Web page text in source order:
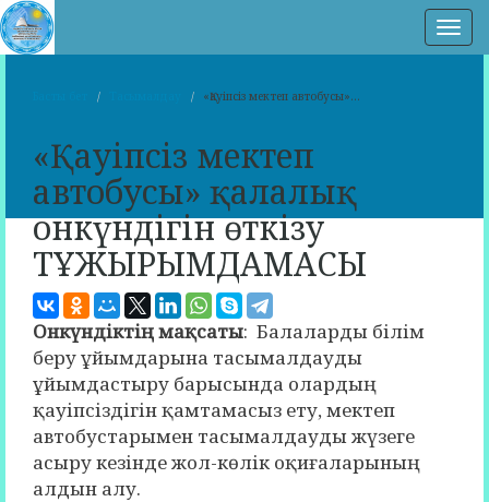
«Қауіпсіз мектеп автобусы»...
«Қауіпсіз мектеп
автобусы» қалалық
онкүндігін өткізу
ТҰЖЫРЫМДАМАСЫ
Онкүндіктің мақсаты: Балаларды білім
беру ұйымдарына тасымалдауды
ұйымдастыру барысында олардың
қауіпсіздігін қамтамасыз ету, мектеп
автобустарымен тасымалдауды жүзеге
асыру кезінде жол-көлік оқиғаларының
алдын алу.